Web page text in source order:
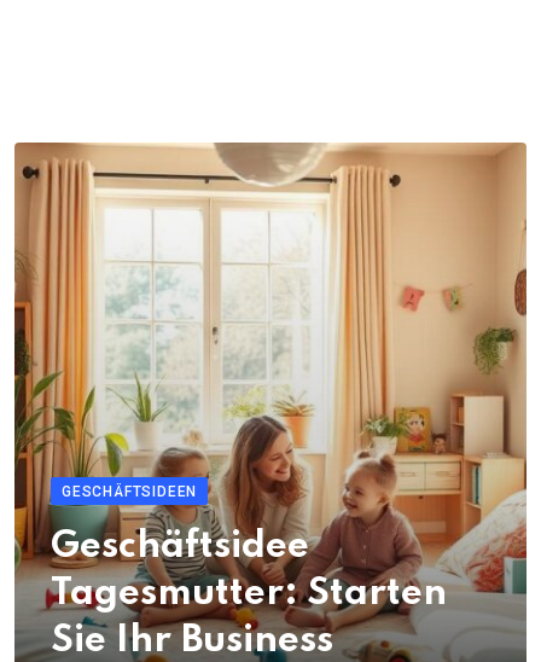
GESCHÄFTSIDEEN
Geschäftsidee
Tagesmutter: Starten
Sie Ihr Business